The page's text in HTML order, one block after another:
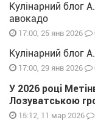
Кулінарний блог
авокадо
17:00, 25 янв 2026
Кулінарний блог
17:00, 29 янв 2026
У 2026 році
Лозуватською
15:12, 11 мар 2026